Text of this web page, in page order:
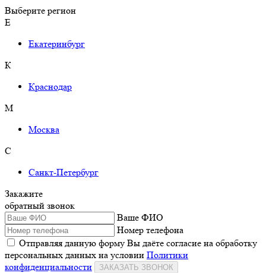
Выберите регион
Е
Екатеринбург
К
Краснодар
М
Москва
С
Санкт-Петербург
Закажите
обратный звонок
Ваше ФИО
Номер телефона
Отправляя данную форму Вы даёте согласие на обработку
персональных данных на условии Политики
конфиденциальности
ЗАКАЗАТЬ ЗВОНОК